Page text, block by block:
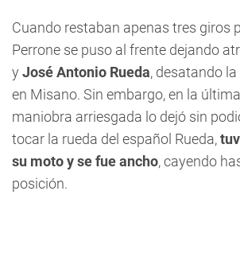
Cuando restaban apenas tres giros
Perrone se puso al frente dejando
y José Antonio Rueda, desatando
en Misano. Sin embargo, en la
maniobra arriesgada lo dejó sin
tocar la rueda del español Rueda,
su moto y se fue ancho, cayendo
posición.